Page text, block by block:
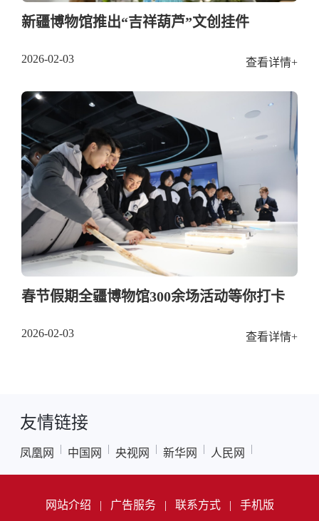
新疆博物馆推出“吉祥葫芦”文创挂件
2026-02-03 查看详情+
春节假期全疆博物馆300余场活动等你打卡
2026-02-03 查看详情+
友情链接
凤凰网 中国网 央视网 新华网 人民网
网站介绍 | 广告服务 | 联系方式 | 手机版